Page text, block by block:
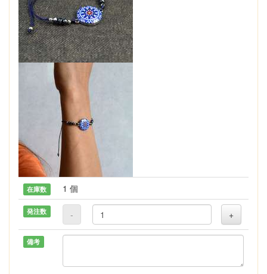
在庫数 1 個
発注数 - +
備考